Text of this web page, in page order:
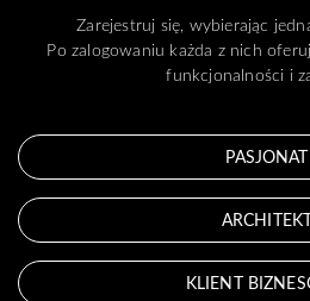
Zarejestruj się, wybierając
Po zalogowaniu każda z nich
funkcjonalności i
PASJONAT
KLIENT